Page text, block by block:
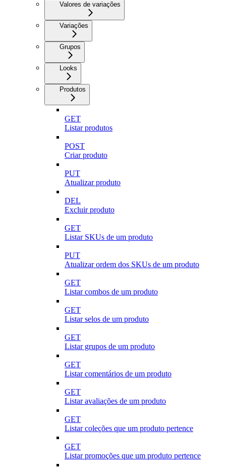
Valores de variações
Variações
Grupos
Looks
Produtos
GET
Listar produtos
POST
Criar produto
PUT
Atualizar produto
DEL
Excluir produto
GET
Listar SKUs de um produto
PUT
Atualizar ordem dos SKUs de um produto
GET
Listar combos de um produto
GET
Listar selos de um produto
GET
Listar grupos de um produto
GET
Listar comentários de um produto
GET
Listar avaliações de um produto
GET
Listar coleções que um produto pertence
GET
Listar promoções que um produto pertence